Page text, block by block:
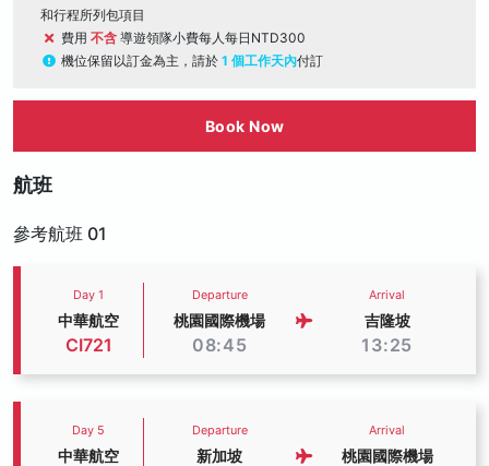
和行程所列包項目
費用 不含 導遊領隊小費每人每日NTD300
機位保留以訂金為主，請於 1 個工作天內付訂
Book Now
航班
參考航班 01
Day 1
中華航空
CI721
Departure
桃園國際機場
08:45
Arrival
吉隆坡
13:25
Day 5
中華航空
Departure
新加坡
Arrival
桃園國際機場